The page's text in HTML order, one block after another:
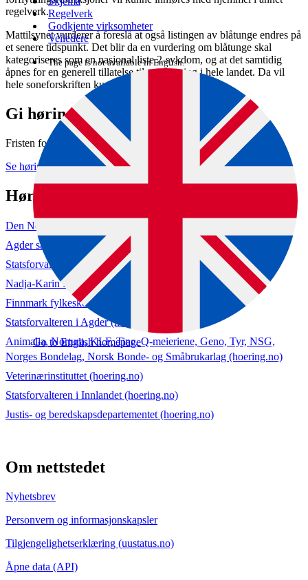
Regelverk
Godkjente virksomheter
Veiledere
The page is not available in English.
Go to English homepage
regelverk.
Mattilsynet vurderer å foreslå at også listingen av blåtunge endres på
et senere tidspunkt. Det blir da en vurdering om blåtunge skal
kategoriseres som en nasjonal liste 2-sykdom, og at det samtidig
åpnes for en generell tillatelse til vaksinering i hele landet. Da vil
hele soneforskriften kunne oppheves.
Gi høringsuttalelse
Fristen for denne høringen har gått ut.
Se høringen (hoering.no)
Høringssvar
Den Norske alpakkaforening (hoering.no)
Agder sau og geit (hoering.no)
Statsforvalteren i Rogaland (hoering.no)
Nadja-Karin Birkeland, Nadja-Karin Birkeland (hoering.no)
Finnmark fylkeskommune (hoering.no)
Statsforvalteren i Agder (hoering.no)
Animalia, Nortura, KLF, Tine, Q-meieriene, Geno, Tyr, NSG,
Norges Bondelag, Norsk Bonde- og Småbrukarlag (hoering.no)
Veterinærinstituttet (hoering.no)
Statsforvalteren i Innlandet (hoering.no)
Justis- og beredskapsdepartementet (hoering.no)
Om nettstedet
Nyhetsbrev
Personvern og informasjonskapsler
Tilgjengelighetserklæring (uustatus.no)
Åpne data (API)